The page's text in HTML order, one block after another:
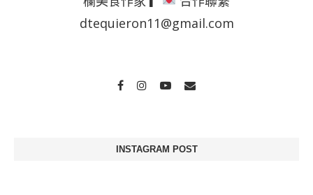
dtequieron11@gmail.com
INSTAGRAM POST